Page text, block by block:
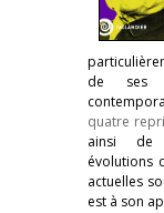
de ses
quatre
ainsi de
évolutions
actuelles
est à son